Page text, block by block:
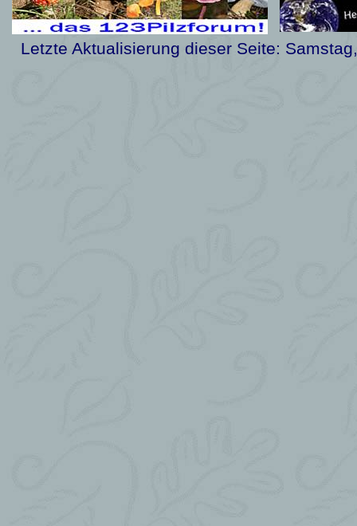
Letzte Aktualisierung dieser Seite: